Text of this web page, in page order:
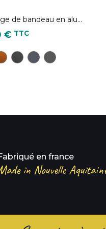
de bandeau en alu...
€ TTC
Ton pierre
- Chêne Doré
NG18 - Noir Graphite
BA6 - Bleu ardoise (
Gris sablé - RAL
en france
in Nouvelle